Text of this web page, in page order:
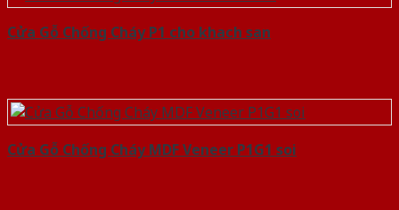
Cửa Gỗ Chống Cháy P1 cho khach san
Cửa Gỗ Chống Cháy MDF Veneer P1G1 soi